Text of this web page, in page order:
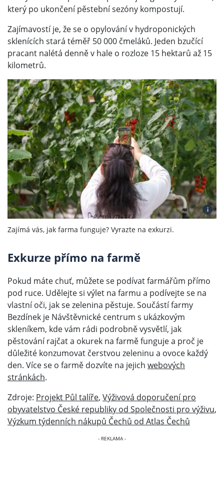
který po ukončení pěstební sezóny kompostují.
Zajímavostí je, že se o opylování v hydroponických
sklenících stará téměř 50 000 čmeláků. Jeden bzučící
pracant nalétá denně v hale o rozloze 15 hektarů až 15
kilometrů.
i
Zajímá vás, jak farma funguje? Vyrazte na exkurzi.
Exkurze přímo na farmě
Pokud máte chuť, můžete se podívat farmářům přímo
pod ruce. Udělejte si výlet na farmu a podívejte se na
vlastní oči, jak se zelenina pěstuje. Součástí farmy
Bezdínek je Návštěvnické centrum s ukázkovým
skleníkem, kde vám rádi podrobně vysvětlí, jak
pěstování rajčat a okurek na farmě funguje a proč je
důležité konzumovat čerstvou zeleninu a ovoce každý
den. Více se o farmě dozvíte na jejich webových
stránkách.
Zdroje: Projekt Půl talíře, Výživová doporučení pro
obyvatelstvo České republiky od Společnosti pro výživu,
Výzkum týdenních nákupů Čechů od Atlas Čechů